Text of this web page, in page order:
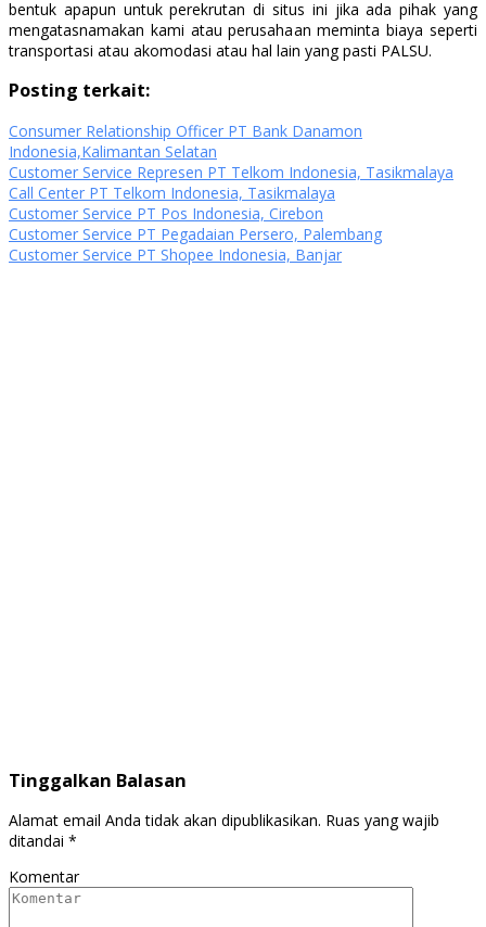
bentuk apapun untuk perekrutan di situs ini jika ada pihak yang
mengatasnamakan kami atau perusahaan meminta biaya seperti
transportasi atau akomodasi atau hal lain yang pasti PALSU.
Posting terkait:
Consumer Relationship Officer PT Bank Danamon
Indonesia,Kalimantan Selatan
Customer Service Represen PT Telkom Indonesia, Tasikmalaya
Call Center PT Telkom Indonesia, Tasikmalaya
Customer Service PT Pos Indonesia, Cirebon
Customer Service PT Pegadaian Persero, Palembang
Customer Service PT Shopee Indonesia, Banjar
Tinggalkan Balasan
Alamat email Anda tidak akan dipublikasikan. Ruas yang wajib
ditandai *
Komentar